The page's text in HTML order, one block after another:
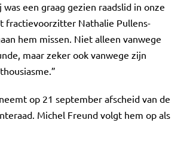
was een graag gezien raadslid in onze
fractievoorzitter Nathalie Pullens-
hem missen. Niet alleen vanwege
maar zeker ook vanwege zijn
op 21 september afscheid van de
Michel Freund volgt hem op als